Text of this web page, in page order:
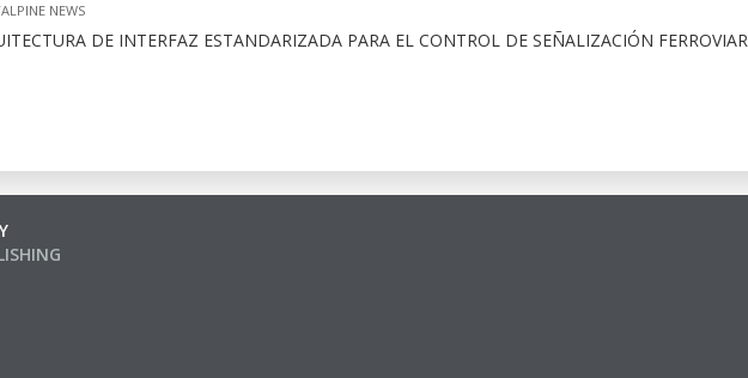
NEWS
DE INTERFAZ ESTANDARIZADA PARA EL CONTROL DE SEÑALIZACIÓN